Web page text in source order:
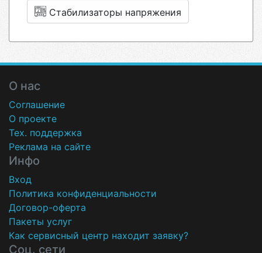
Стабилизаторы напряжения
О нас
Соглашение
О проекте
Тех. поддержка
Реклама на сайте
Инфо
Вход
Политика конфиденциальности
Договор-оферта
Пакеты услуг
Как сервисный центр находит заявку?
Соц. сети